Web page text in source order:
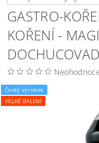
GASTRO-
KOŘENÍ -
Český výrobek
VELKÉ BALENÍ